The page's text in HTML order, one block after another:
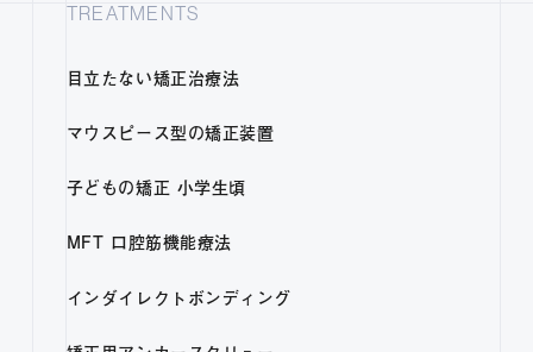
TREATMENTS
目立たない矯正治療法
マウスピース型の矯正装置
子どもの矯正 小学生頃
MFT 口腔筋機能療法
インダイレクトボンディング